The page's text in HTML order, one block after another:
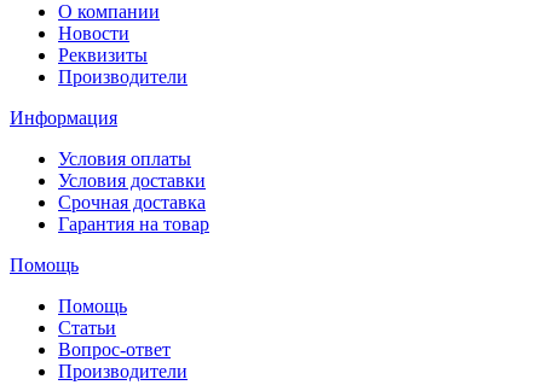
О компании
Новости
Реквизиты
Производители
Информация
Условия оплаты
Условия доставки
Срочная доставка
Гарантия на товар
Помощь
Помощь
Статьи
Вопрос-ответ
Производители